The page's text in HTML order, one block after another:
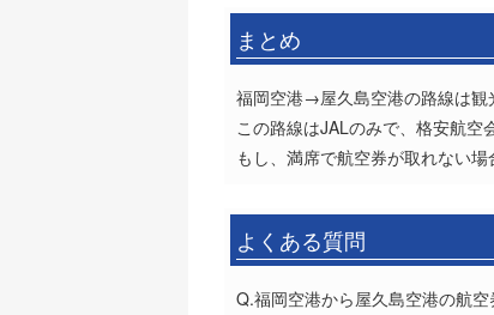
まとめ
福岡空港→屋久島空港の路線は観
この路線はJALのみで、格安航空
もし、満席で航空券が取れない
よくある質問
Q.福岡空港から屋久島空港の航